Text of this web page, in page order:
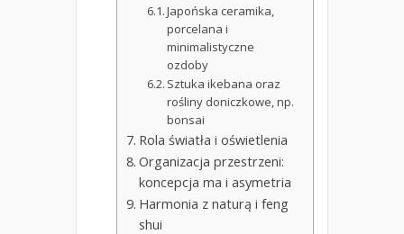
Japońska ceramika,
porcelana i
minimalistyczne
ozdoby
Sztuka ikebana oraz
rośliny doniczkowe, np.
bonsai
Rola światła i oświetlenia
Organizacja przestrzeni:
koncepcja ma i asymetria
Harmonia z naturą i feng
shui